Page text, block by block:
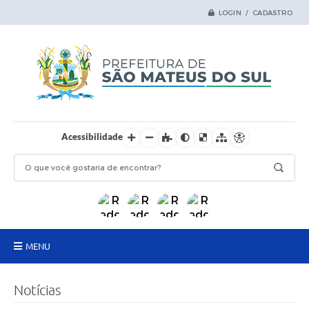
LOGIN / CADASTRO
Acessibilidade
MENU
Notícias